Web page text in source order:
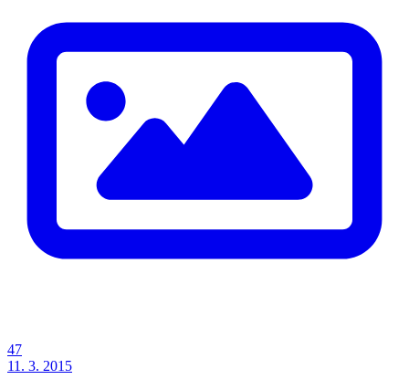
47
11. 3. 2015